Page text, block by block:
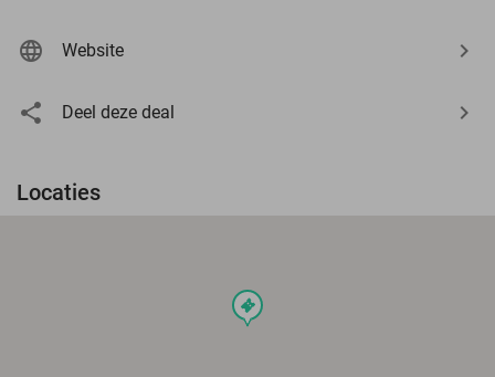
Website
Deel deze deal
Locaties
events